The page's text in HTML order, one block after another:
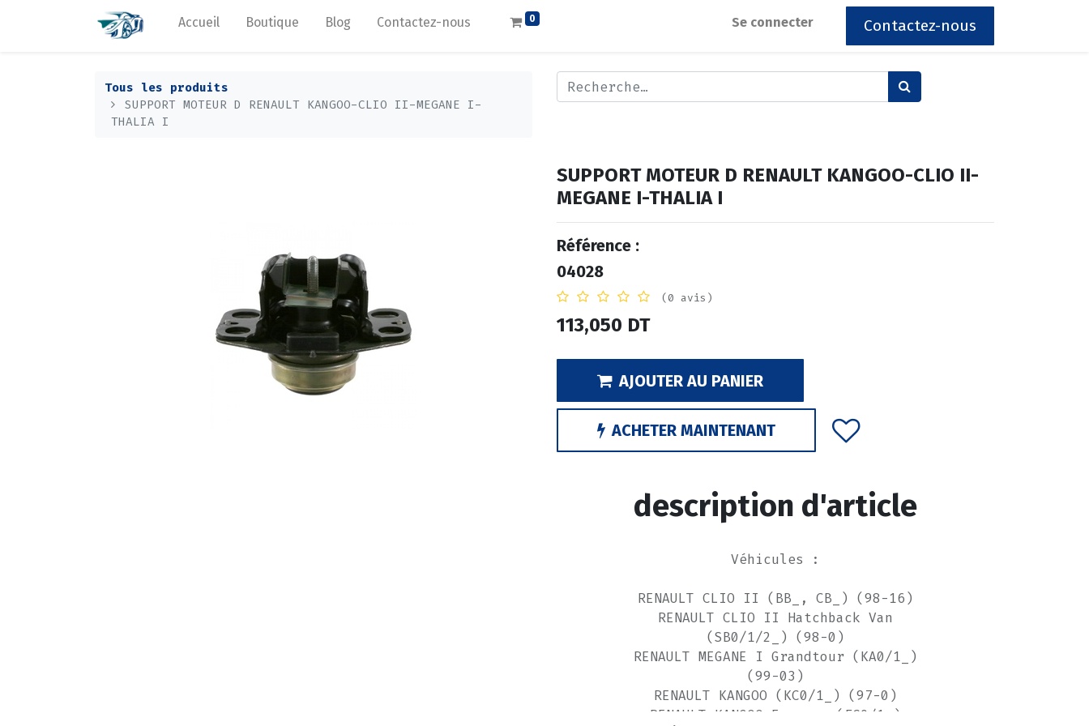
Accueil Boutique Blog Contactez-nous 0 Se connecter Contactez-nous
Tous les produits
SUPPORT MOTEUR D RENAULT KANGOO-CLIO II-MEGANE I-
THALIA I
SUPPORT MOTEUR D RENAULT KANGOO-CLIO II-
MEGANE I-THALIA I
Référence :
04028
(0 avis)
113,050 DT
AJOUTER AU PANIER
ACHETER MAINTENANT
description d'article
Véhicules :
RENAULT CLIO II (BB_, CB_) (98-16)
RENAULT CLIO II Hatchback Van
(SB0/1/2_) (98-0)
RENAULT MEGANE I Grandtour (KA0/1_)
(99-03)
RENAULT KANGOO (KC0/1_) (97-0)
RENAULT KANGOO Express (FC0/1_)